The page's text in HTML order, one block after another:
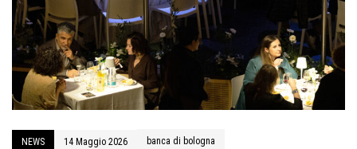
NEWS 14 Maggio 2026 banca di bologna